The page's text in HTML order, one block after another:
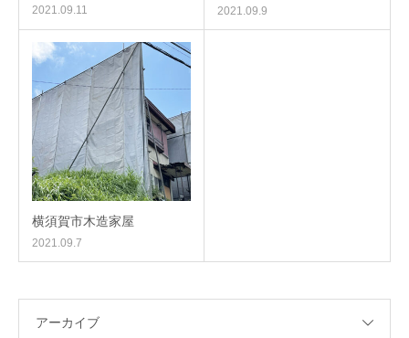
2021.09.11 2021.09.9
横須賀市木造家屋
2021.09.7
アーカイブ